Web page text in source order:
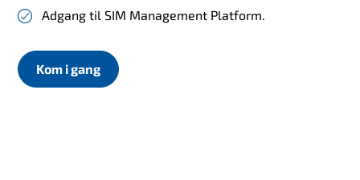
Adgang til SIM Management Platform.
Kom i gang